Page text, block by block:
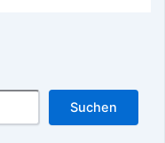
Suchen